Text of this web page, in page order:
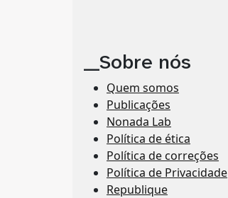
__Sobre nós
Quem somos
Publicações
Nonada Lab
Política de ética
Política de correções
Política de Privacidade
Republique